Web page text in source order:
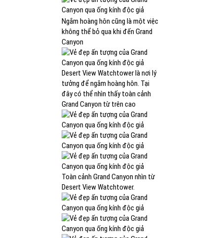
Ngắm hoàng hôn cũng là một việc
không thể bỏ qua khi đến Grand
Canyon
Desert View Watchtower là nơi lý
tưởng để ngắm hoàng hôn. Tại
đây có thể nhìn thấy toàn cảnh
Grand Canyon từ trên cao
Toàn cảnh Grand Canyon nhìn từ
Desert View Watchtower.